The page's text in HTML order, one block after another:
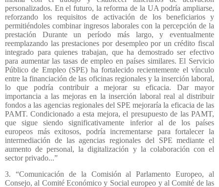
personalizados. En el futuro, la reforma de la UA podría ampliarse,
reforzando los requisitos de activación de los beneficiarios y
permitiéndoles combinar ingresos laborales con la percepción de la
prestación Durante un período más largo, y eventualmente
reemplazando las prestaciones por desempleo por un crédito fiscal
integrado para quienes trabajan, que ha demostrado ser efectivo
para aumentar las tasas de empleo en países similares. El Servicio
Público de Empleo (SPE) ha fortalecido recientemente el vínculo
entre la financiación de las oficinas regionales y la inserción laboral,
lo que podría contribuir a mejorar su eficacia. Dar mayor
importancia a las mejoras en la inserción laboral real al distribuir
fondos a las agencias regionales del SPE mejoraría la eficacia de las
PAMT. Condicionado a esta mejora, el presupuesto de las PAMT,
que sigue siendo significativamente inferior al de los países
europeos más exitosos, podría incrementarse para fortalecer la
intermediación de las agencias regionales del SPE mediante el
aumento de personal, la digitalización y la colaboración con el
sector privado...”
3. “Comunicación de la Comisión al Parlamento Europeo, al
Consejo, al Comité Económico y Social europeo y al Comité de las